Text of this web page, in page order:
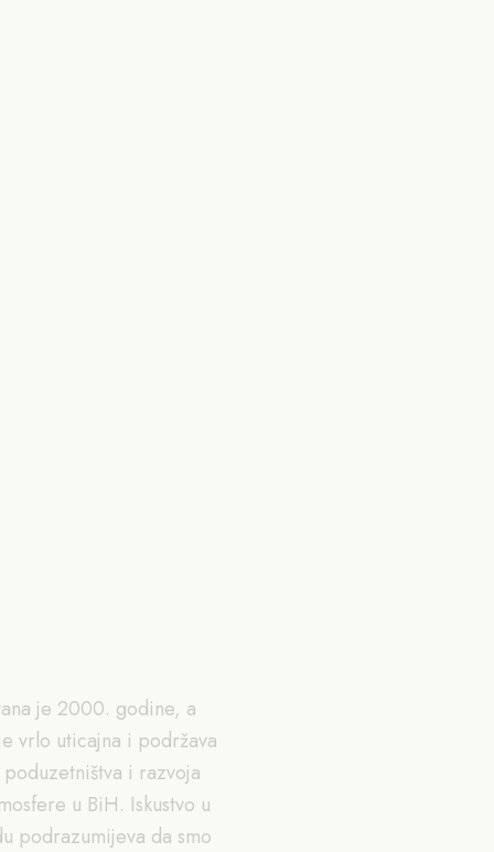
je 2000. godine, a
vrlo uticajna i podržava
i razvoja
u BiH. Iskustvo u
podrazumijeva da smo